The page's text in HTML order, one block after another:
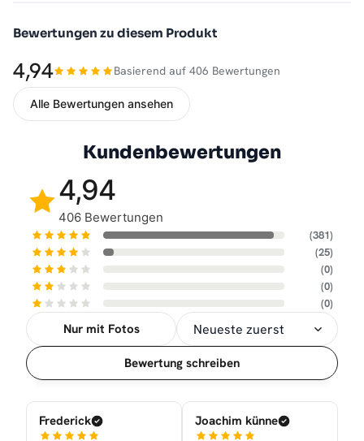
Bewertungen zu diesem Produkt
4,94 Basierend auf 406 Bewertungen
Alle Bewertungen ansehen
Kundenbewertungen
4,94
406 Bewertungen
(381)
(25)
(0)
(0)
(0)
Nur mit Fotos
Sortierung
Bewertung schreiben
Frederick
Joachim künne